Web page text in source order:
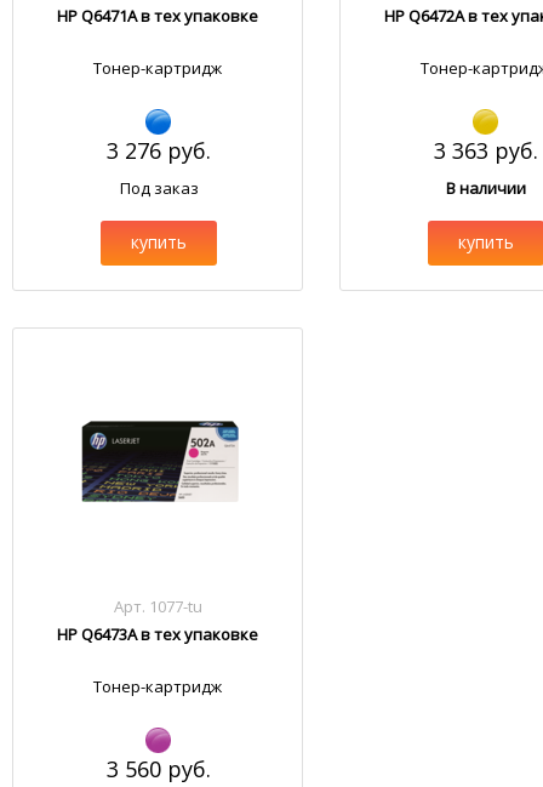
HP Q6471A в тех упаковке
Тонер-картридж
3 276 руб.
Под заказ
купить
HP Q6472A в тех
Тонер-
3 363 руб.
В наличии
купить
Арт. 1077-tu
HP Q6473A в тех упаковке
Тонер-картридж
3 560 руб.